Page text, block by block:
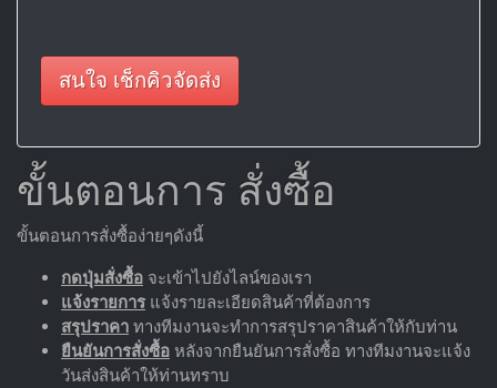
สนใจ เช็กคิวจัดส่ง
ขั้นตอนการ สั่งซื้อ
ขั้นตอนการสั่งซื้อง่ายๆดังนี้
กดปุ่มสั่งซื้อ จะเข้าไปยังไลน์ของเรา
แจ้งรายการแจ้งรายละเอียดสินค้าที่ต้องการ
สรุปราคา ทางทีมงานจะทำการสรุปราคาสินค้าให้กับท่าน
ยืนยันการสั่งซื้อ หลังจากยืนยันการสั่งซื้อ ทางทีมงานจะแจ้ง
วันส่งสินค้าให้ท่านทราบ